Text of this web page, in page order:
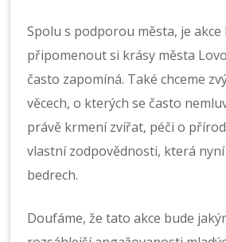
Spolu s podporou města, je akce
připomenout si krásy města
často zapomíná. Také chceme
věcech, o kterých se často
právě krmení zvířat, péči o
vlastní zodpovědnosti, která
bedrech.
Doufáme, že tato akce bude